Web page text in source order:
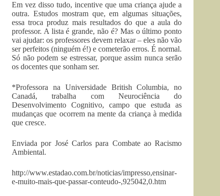
Em vez disso tudo, incentive que uma criança ajude a
outra. Estudos mostram que, em algumas situações,
essa troca produz mais resultados do que a aula do
professor. A lista é grande, não é? Mas o último ponto
vai ajudar: os professores devem relaxar – eles não vão
ser perfeitos (ninguém é!) e cometerão erros. É normal.
Só não podem se estressar, porque assim nunca serão
os docentes que sonham ser.
*Professora na Universidade British Columbia, no
Canadá, trabalha com Neurociência do
Desenvolvimento Cognitivo, campo que estuda as
mudanças que ocorrem na mente da criança à medida
que cresce.
Enviada por José Carlos para Combate ao Racismo
Ambiental.
http://www.estadao.com.br/noticias/impresso,ensinar-
e-muito-mais-que-passar-conteudo-,925042,0.htm